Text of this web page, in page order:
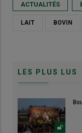
ACTUALITÉS
LAIT BOVIN
LES PLUS LUS